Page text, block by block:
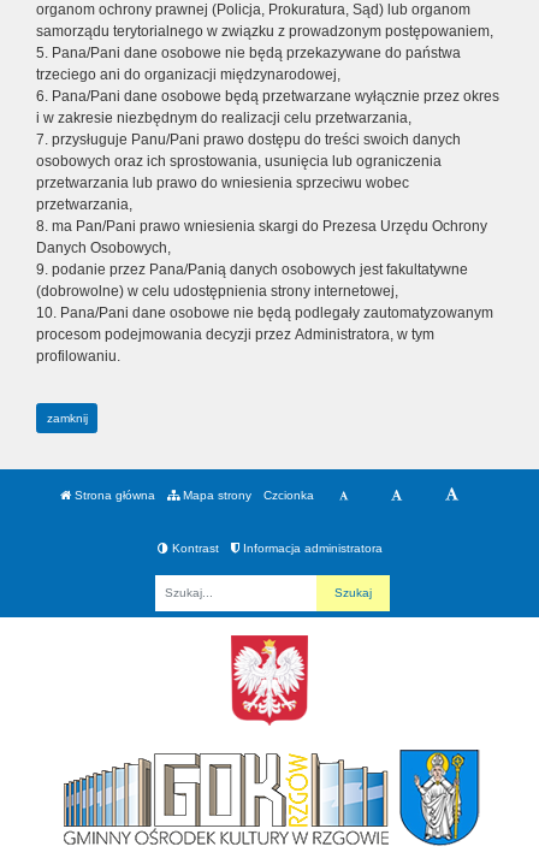
organom ochrony prawnej (Policja, Prokuratura, Sąd) lub organom
samorządu terytorialnego w związku z prowadzonym postępowaniem,
5. Pana/Pani dane osobowe nie będą przekazywane do państwa
trzeciego ani do organizacji międzynarodowej,
6. Pana/Pani dane osobowe będą przetwarzane wyłącznie przez okres
i w zakresie niezbędnym do realizacji celu przetwarzania,
7. przysługuje Panu/Pani prawo dostępu do treści swoich danych
osobowych oraz ich sprostowania, usunięcia lub ograniczenia
przetwarzania lub prawo do wniesienia sprzeciwu wobec
przetwarzania,
8. ma Pan/Pani prawo wniesienia skargi do Prezesa Urzędu Ochrony
Danych Osobowych,
9. podanie przez Pana/Panią danych osobowych jest fakultatywne
(dobrowolne) w celu udostępnienia strony internetowej,
10. Pana/Pani dane osobowe nie będą podlegały zautomatyzowanym
procesom podejmowania decyzji przez Administratora, w tym
profilowaniu.
zamknij
Strona główna Mapa strony Czcionka
Kontrast Informacja administratora